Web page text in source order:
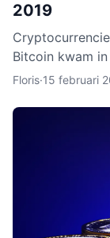
2019
Bitcoin kwam
hoogtepunt te
Floris·15 februari